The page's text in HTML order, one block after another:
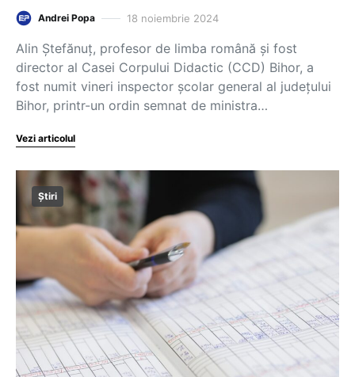
Andrei Popa 18 noiembrie 2024
Alin Ștefănuț, profesor de limba română și fost
director al Casei Corpului Didactic (CCD) Bihor, a
fost numit vineri inspector școlar general al județului
Bihor, printr-un ordin semnat de ministra…
Vezi articolul
Știri